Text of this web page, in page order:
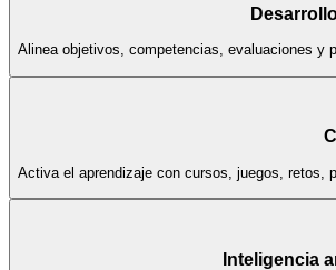
Alinea objetivos, competencias, evaluaciones y
Activa el aprendizaje con cursos, juegos, retos,
Inteligencia